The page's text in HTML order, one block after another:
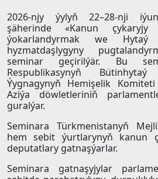
2026-njy ýylyň 22–28-nji
şäherinde «Kanun çykaryjy
ýokarlandyrmak we
hyzmatdaşlygyny
seminar geçirilýär. Bu
Respublikasynyň
Ýygnagynyň Hemişelik
Aziýa döwletleriniň
guralýar.
Seminara Türkmenistanyň
hem sebit ýurtlarynyň kanun
deputatlary gatnaşýarlar.
Seminara gatnaşyjylar